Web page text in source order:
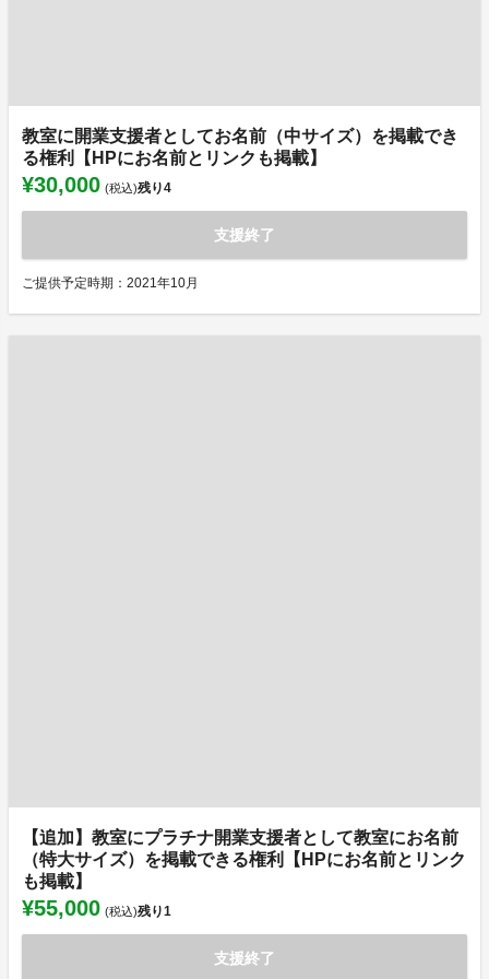
教室に開業支援者としてお名前（中サイズ）を掲載でき
る権利【HPにお名前とリンクも掲載】
¥30,000 (税込)残り4
支援終了
ご提供予定時期：2021年10月
【追加】教室にプラチナ開業支援者として教室にお名前
（特大サイズ）を掲載できる権利【HPにお名前とリンク
も掲載】
¥55,000 (税込)残り1
支援終了